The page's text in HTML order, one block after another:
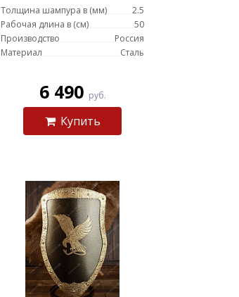
Толщина шампура в (мм)
2.5
Рабочая длина в (см)
50
Производство
Россия
Материал
Сталь
6 490 руб.
Купить